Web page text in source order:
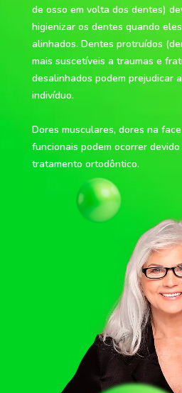
de osso em volta dos dentes)
higienizar os dentes quando
alinhados. Dentes protruídos
mais suscetíveis a traumas e
desalinhados podem prejudicar
indivíduo.
Dores musculares, dores na
funcionais podem ocorrer
tratamento ortodôntico.